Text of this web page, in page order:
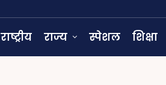
राष्ट्रीय राज्य स्पेशल शिक्षा